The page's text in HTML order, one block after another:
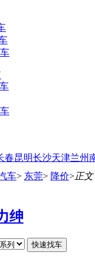
春昆明长沙天津兰州
车> 东莞> 降价>正文
绅